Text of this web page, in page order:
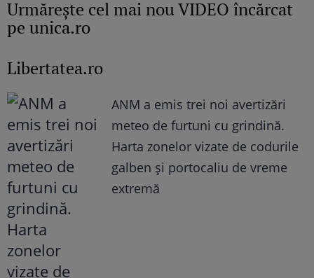
Urmăreşte cel mai nou VIDEO încărcat
pe unica.ro
Libertatea.ro
ANM a emis trei noi avertizări
meteo de furtuni cu grindină.
Harta zonelor vizate de codurile
galben și portocaliu de vreme
extremă